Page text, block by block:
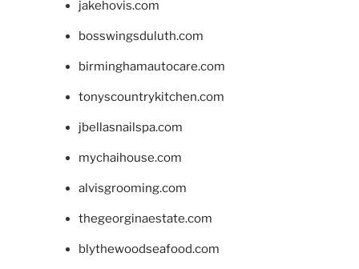
jakehovis.com
bosswingsduluth.com
birminghamautocare.com
tonyscountrykitchen.com
jbellasnailspa.com
mychaihouse.com
alvisgrooming.com
thegeorginaestate.com
blythewoodseafood.com